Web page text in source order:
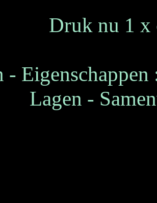
Druk nu 1 x
-
Lagen -